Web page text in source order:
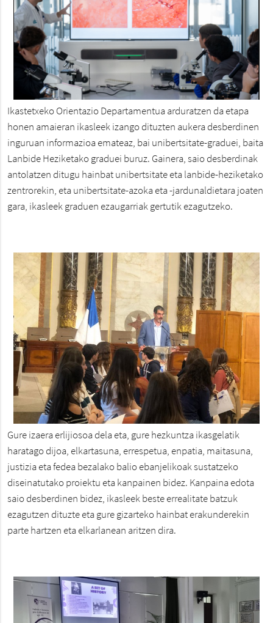
Ikastetxeko Orientazio Departamentua arduratzen da etapa
honen amaieran ikasleek izango dituzten aukera desberdinen
inguruan informazioa emateaz, bai unibertsitate-graduei, baita
Lanbide Heziketako graduei buruz. Gainera, saio desberdinak
antolatzen ditugu hainbat unibertsitate eta lanbide-heziketako
zentrorekin, eta unibertsitate-azoka eta -jardunaldietara joaten
gara, ikasleek graduen ezaugarriak gertutik ezagutzeko.
Gure izaera erlijiosoa dela eta, gure hezkuntza ikasgelatik
haratago dijoa, elkartasuna, errespetua, enpatia, maitasuna,
justizia eta fedea bezalako balio ebanjelikoak sustatzeko
diseinatutako proiektu eta kanpainen bidez. Kanpaina edota
saio desberdinen bidez, ikasleek beste errealitate batzuk
ezagutzen dituzte eta gure gizarteko hainbat erakunderekin
parte hartzen eta elkarlanean aritzen dira.